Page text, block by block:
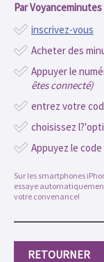
Par
inscrivez-vous
Acheter des
Appuyer le
êtes connecté)
entrez votre
choisissez
Appuyez le code
Sur les smartphones
essaye
votre convenance!
RETOURNER